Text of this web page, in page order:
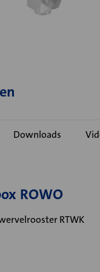
Downloads
ROWO
RTWK